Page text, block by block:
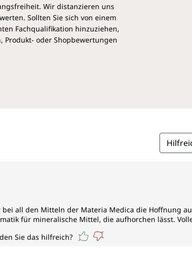
Wir distanzieren uns
Sollten Sie sich von einem
Fachqualifikation hinzuziehen,
Produkt- oder Shopbewertungen
all den Mitteln der Materia Medica die Hoffnung
für mineralische Mittel, die aufhorchen lässt.
Sie das hilfreich?